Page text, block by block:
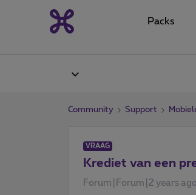
Packs
Community Support
VRAAG
Krediet van een
Forum|Forum|2 years ago